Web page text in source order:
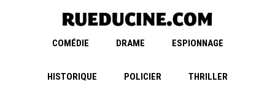
COMÉDIE DRAME ESPIONNAGE
HISTORIQUE POLICIER THRILLER